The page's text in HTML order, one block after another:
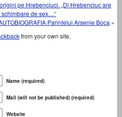
pe Hrebenciuci. „Dl Hrebenciuc are
de sex…“
Parintelui Arsenie Boca »
from your own site.
Name (required)
Mail (will not be published) (required)
Website